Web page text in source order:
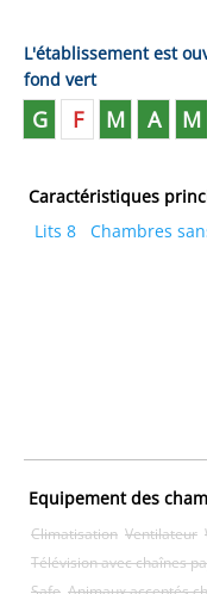
L'établissement est
fond vert
G F M A M
Caractéristiques
Lits 8
Chambres
Equipement des
Climatisation Ventilateur
Télévision avec chaînes